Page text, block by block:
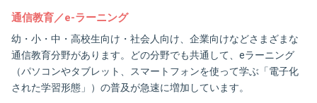
通信教育／e-ラーニング
幼・小・中・高校生向け・社会人向け、企業向けなどさまざまな
通信教育分野があります。どの分野でも共通して、eラーニング
（パソコンやタブレット、スマートフォンを使って学ぶ「電子化
された学習形態」）の普及が急速に増加しています。